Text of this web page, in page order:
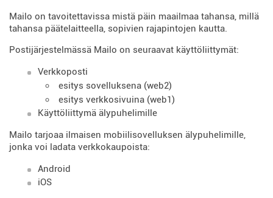
Mailo on tavoitettavissa mistä päin maailmaa tahansa, millä
tahansa päätelaitteella, sopivien rajapintojen kautta.
Postijärjestelmässä Mailo on seuraavat käyttöliittymät:
Verkkoposti
esitys sovelluksena (web2)
esitys verkkosivuina (web1)
Käyttöliittymä älypuhelimille
Mailo tarjoaa ilmaisen mobiilisovelluksen älypuhelimille,
jonka voi ladata verkkokaupoista:
Android
iOS